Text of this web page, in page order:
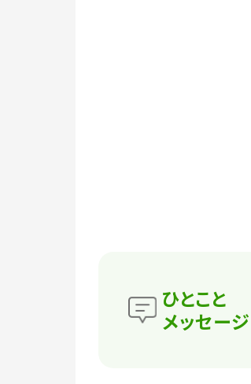
ひとこと
メッセージ